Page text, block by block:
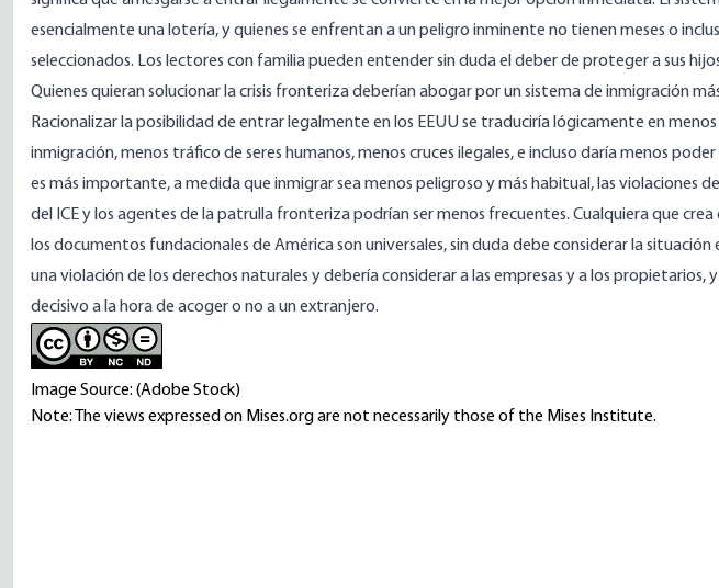
esencialmente una lotería, y quienes se enfrentan a un peligro inminente no tienen meses o
seleccionados. Los lectores con familia pueden entender sin duda el deber de proteger a sus
Quienes quieran solucionar la crisis fronteriza deberían abogar por un sistema de inmigración
Racionalizar la posibilidad de entrar legalmente en los EEUU se traduciría lógicamente en
inmigración, menos tráfico de seres humanos, menos cruces ilegales, e incluso daría menos
es más importante, a medida que inmigrar sea menos peligroso y más habitual, las violaciones
del ICE y los agentes de la patrulla fronteriza podrían ser menos frecuentes. Cualquiera que
los documentos fundacionales de América son universales, sin duda debe considerar la
una violación de los derechos naturales y debería considerar a las empresas y a los propietarios,
decisivo a la hora de acoger o no a un extranjero.
Image Source: (Adobe Stock)
Note: The views expressed on Mises.org are not necessarily those of the Mises Institute.